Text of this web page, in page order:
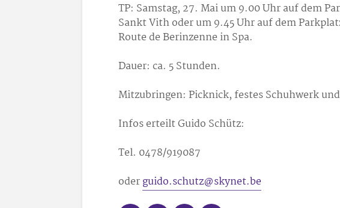
TP: Samstag, 27. Mai um 9.00 Uhr auf dem
Sankt Vith oder um 9.45 Uhr auf dem
Route de Berinzenne in Spa.
Dauer: ca. 5 Stunden.
Mitzubringen: Picknick, festes Schuhwerk
Infos erteilt Guido Schütz:
Tel. 0478/919087
oderguido.schutz@skynet.be